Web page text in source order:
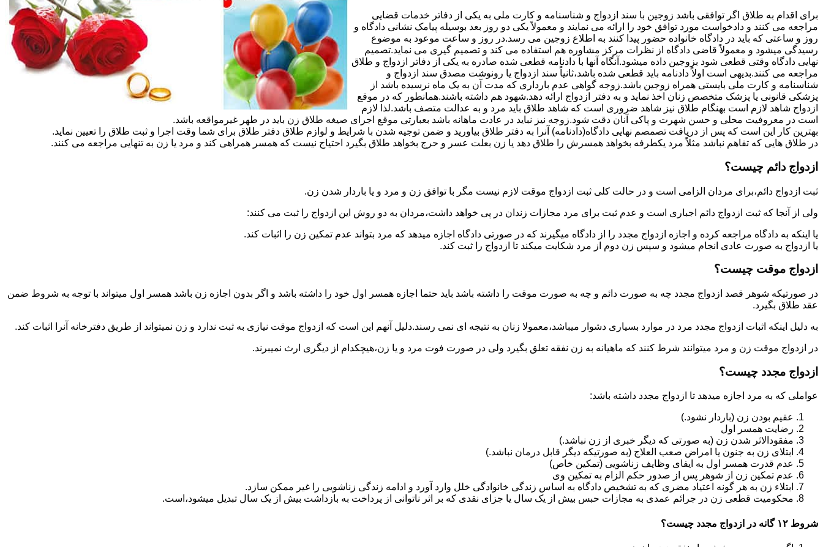
برای اقدام به طلاق اگر توافقی باشد زوجین با سند ازدواج و شناسنامه و کارت ملی به یکی از دفاتر خدمات قضایی
مراجعه می کنند و دادخواست مورد توافق خود را ارائه می نمایند و معمولاً یکی دو روز بعد بوسیله پیامک نشانی دادگاه و
روز و ساعتی که باید در دادگاه خانواده حضور پیدا کنند به اطلاع زوجین می رسد.در روز و ساعت موعود به موضوع
رسیدگی میشود و معمولاً قاضی دادگاه از نظرات مرکز مشاوره هم استفاده می کند و تصمیم گیری می نماید.تصمیم
نهایی دادگاه وقتی قطعی شود بزوجین داده میشود.آنگاه آنها با دادنامه قطعی شده صادره به یکی از دفاتر ازدواج و طلاق
مراجعه می کنند.بدیهی است اولاً دادنامه باید قطعی شده باشد،ثانیاً سند ازدواج یا رونوشت مصدق سند ازدواج و
شناسنامه و کارت ملی بایستی همراه زوجین باشد.زوجه گواهی عدم بارداری که مدت آن به یک ماه نرسیده باشد از
پزشکی قانونی یا پزشک متخصص زنان اخذ نماید و به دفتر ازدواج ارائه دهد.شهود هم داشته باشند.همانطور که در موقع
ازدواج شاهد لازم است بهنگام طلاق نیز شاهد ضروری است که شاهد طلاق باید مرد و به عدالت متصف باشد.لذا لازم
است در معروفیت محلی و حسن شهرت و پاکی آنان دقت شود.زوجه نیز نباید در عادت ماهانه باشد بعبارتی موقع اجرای صیغه طلاق زن باید در طهر غیرمواقعه باشد.
بهترین کار این است که پس از دریافت تصمصم نهایی دادگاه(دادنامه) آنرا به دفتر طلاق بیاورید و ضمن توجیه شدن با شرایط و لوازم طلاق دفتر طلاق برای شما وقت اجرا و ثبت طلاق را تعیین نماید.
در طلاق هایی که تفاهم نباشد مثلاً مرد یکطرفه بخواهد همسرش را طلاق دهد یا زن بعلت عسر و حرج بخواهد طلاق بگیرد احتیاج نیست که همسر همراهی کند و مرد یا زن به تنهایی مراجعه می کنند.
ازدواج دائم چیست؟
ثبت ازدواج دائم،برای مردان الزامی است و در حالت کلی ثبت ازدواج موقت لازم نیست مگر با توافق زن و مرد و یا باردار شدن زن.
ولی از آنجا که ثبت ازدواج دائم اجباری است و عدم ثبت برای مرد مجازات زندان در پی خواهد داشت،مردان به دو روش این ازدواج را ثبت می کنند:
یا اینکه به دادگاه مراجعه کرده و اجازه ازدواج مجدد را از دادگاه میگیرند که در صورتی دادگاه اجازه میدهد که مرد بتواند عدم تمکین زن را اثبات کند.
یا ازدواج به صورت عادی انجام میشود و سپس زن دوم از مرد شکایت میکند تا ازدواج را ثبت کند.
ازدواج موقت چیست؟
در صورتیکه شوهر قصد ازدواج مجدد چه به صورت دائم و چه به صورت موقت را داشته باشد باید حتما اجازه همسر اول خود را داشته باشد و اگر بدون اجازه زن باشد همسر اول میتواند با توجه به شروط ضمن
عقد طلاق بگیرد.
به دلیل اینکه اثبات ازدواج مجدد مرد در موارد بسیاری دشوار میباشد،معمولا زنان به نتیجه ای نمی رسند.دلیل آنهم این است که ازدواج موقت نیازی به ثبت ندارد و زن نمیتواند از طریق دفترخانه آنرا اثبات کند.
در ازدواج موقت زن و مرد میتوانند شرط کنند که ماهیانه به زن نفقه تعلق بگیرد ولی در صورت فوت مرد و یا زن،هیچکدام از دیگری ارث نمیبرند.
ازدواج مجدد چیست؟
عواملی که به مرد اجازه میدهد تا ازدواج مجدد داشته باشد:
عقیم بودن زن (باردار نشود.)
رضایت همسر اول
مفقودالاثر شدن زن (به صورتی که دیگر خبری از زن نباشد.)
ابتلای زن به جنون یا امراض صعب العلاج (به صورتیکه دیگر قابل درمان نباشد.)
عدم قدرت همسر اول به ایفای وظایف زناشویی (تمکین خاص)
عدم تمکین زن از شوهر پس از صدور حکم الزام به تمکین وی
ابتلاء زن به هر گونه اعتیاد مضری که به تشخیص دادگاه به اساس زندگی خانوادگی خلل وارد آورد و ادامه زندگی زناشویی را غیر ممکن سازد.
محکومیت قطعی زن در جرائم عمدی به مجازات حبس بیش از یک سال یا جزای نقدی که بر اثر ناتوانی از پرداخت به بازداشت بیش از یک سال تبدیل می‎شود،است.
شروط ۱۲ گانه در ازدواج مجدد چیست؟